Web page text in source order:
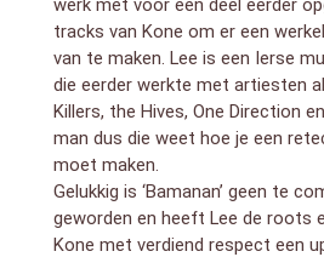
tracks van Kone om er een
van te maken. Lee is een Ierse
die eerder werkte met artiesten
Killers, the Hives, One Direction
man dus die weet hoe je een
moet maken.
Gelukkig is ‘Bamanan’ geen te
geworden en heeft Lee de roots
Kone met verdiend respect een